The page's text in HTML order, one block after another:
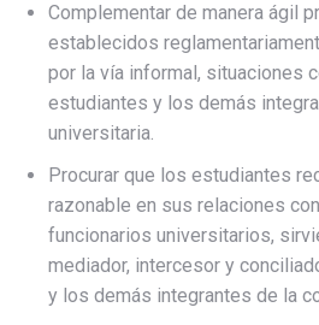
Complementar de manera ágil
establecidos
por la vía informal, situaciones
estudiantes y los demás
universitaria.
Procurar que los estudiantes
razonable en sus relaciones
funcionarios universitarios,
mediador, intercesor y
y los demás integrantes de la